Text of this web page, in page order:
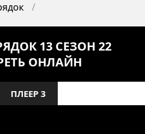
13 СЕЗОН 22
ОНЛАЙН
ПЛЕЕР 3